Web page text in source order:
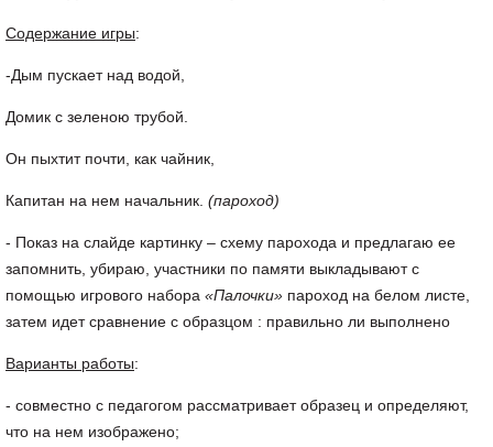
Содержание игры:
-Дым пускает над водой,
Домик с зеленою трубой.
Он пыхтит почти, как чайник,
Капитан на нем начальник. (пароход)
- Показ на слайде картинку – схему парохода и предлагаю ее
запомнить, убираю, участники по памяти выкладывают с
помощью игрового набора «Палочки» пароход на белом листе,
затем идет сравнение с образцом : правильно ли выполнено
Варианты работы:
- совместно с педагогом рассматривает образец и определяют,
что на нем изображено;